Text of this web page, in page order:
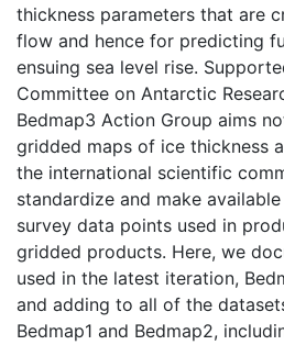
thickness parameters that are
flow and hence for predicting
ensuing sea level rise.
Committee on Antarctic
Bedmap3 Action Group aims
gridded maps of ice thickness
the international scientific
standardize and make
survey data points used in
gridded products. Here, we
used in the latest iteration,
and adding to all of the
Bedmap1 and Bedmap2,